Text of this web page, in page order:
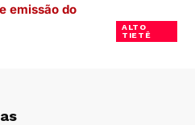
ALTO
TIETÊ
emissão do